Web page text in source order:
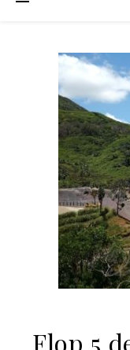
Flop 5